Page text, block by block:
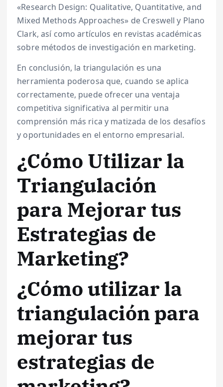
«Research Design: Qualitative, Quantitative, and
Mixed Methods Approaches» de Creswell y Plano
Clark, así como artículos en revistas académicas
sobre métodos de investigación en marketing.
En conclusión, la triangulación es una
herramienta poderosa que, cuando se aplica
correctamente, puede ofrecer una ventaja
competitiva significativa al permitir una
comprensión más rica y matizada de los desafíos
y oportunidades en el entorno empresarial.
¿Cómo Utilizar la
Triangulación
para Mejorar tus
Estrategias de
Marketing?
¿Cómo utilizar la
triangulación para
mejorar tus
estrategias de